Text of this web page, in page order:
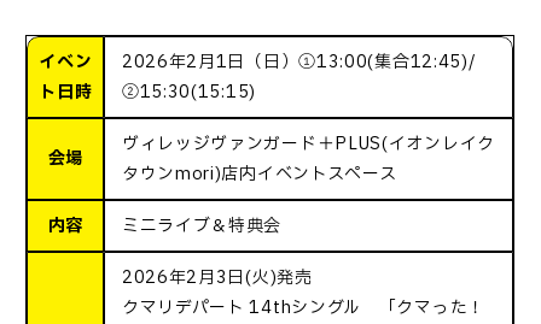
イベン
ト日時
2026年2月1日（日）①13:00(集合12:45)/
②15:30(15:15)
会場
ヴィレッジヴァンガード＋PLUS(イオンレイク
タウンmori)店内イベントスペース
内容 ミニライブ＆特典会
2026年2月3日(火)発売
クマリデパート 14thシングル 「クマった！